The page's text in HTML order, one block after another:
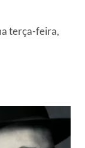
terça-feira,